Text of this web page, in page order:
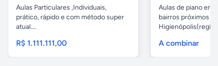
Aulas Particulares ,Individuais,
prático, rápido e com método super
atual....
R$ 1.111.111,00
Aulas de piano em
bairros próximos
A combinar